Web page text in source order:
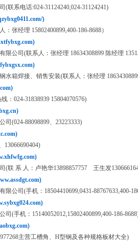
(联系电话:024-31124240,024-31124241)
)
张经理 15802400899,400-186-8688）
限公司(联系人：张经理 18634308899 陈经理
水箱焊接、销售安装(联系人：张经理
：024-31838939 15804070576)
司(024-88098899、23223333)
13066690404)
(联 系 人：卢艳华13898857757 王生发
公司(手机：18504410699,0431-88767633,400-
(手机：15140052012,15802400899,400-186-
主营工槽角、H型钢及各种规格板材大全)